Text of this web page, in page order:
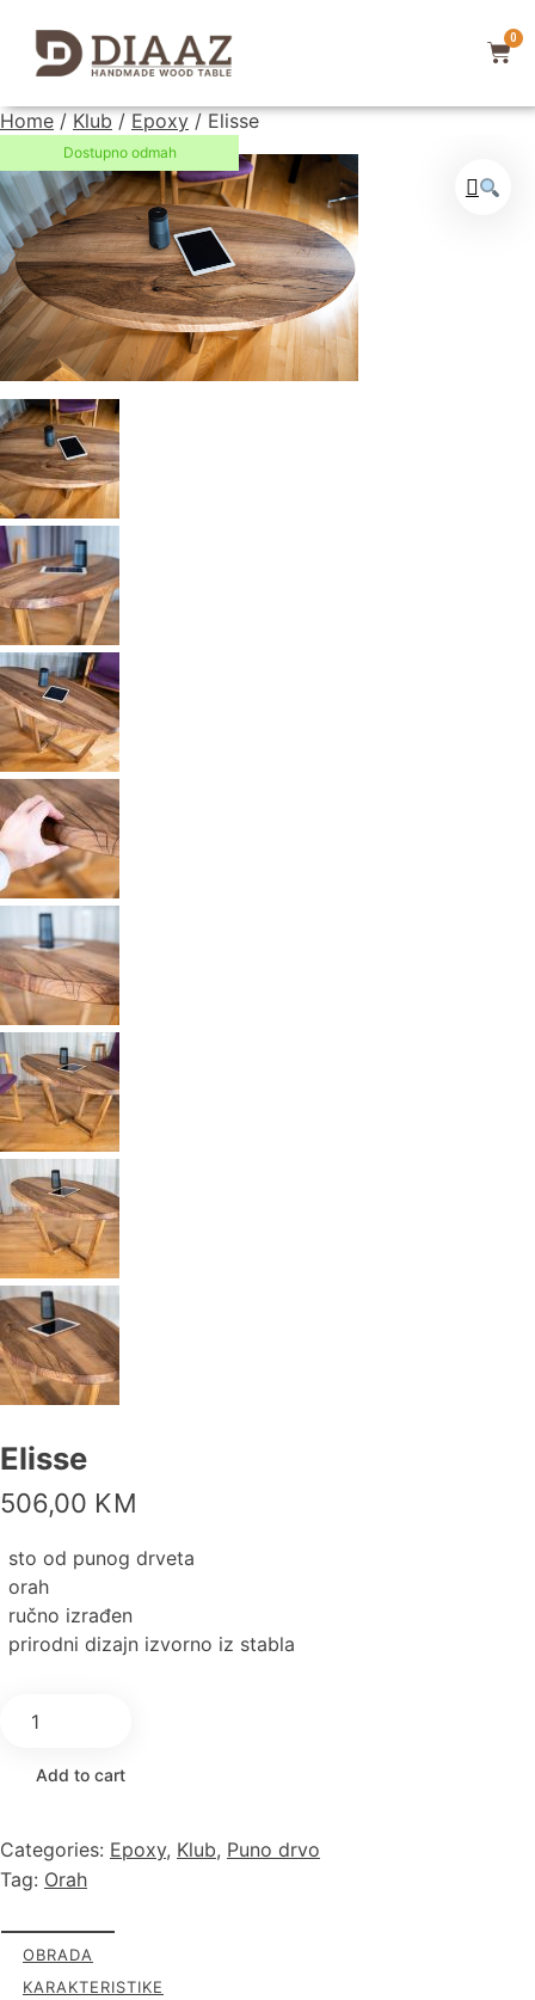
0
Home / Klub / Epoxy / Elisse
Dostupno odmah
Elisse
506,00 KM
sto od punog drveta
orah
ručno izrađen
prirodni dizajn izvorno iz stabla
Add to cart
Categories: Epoxy, Klub, Puno drvo
Tag: Orah
OBRADA
KARAKTERISTIKE